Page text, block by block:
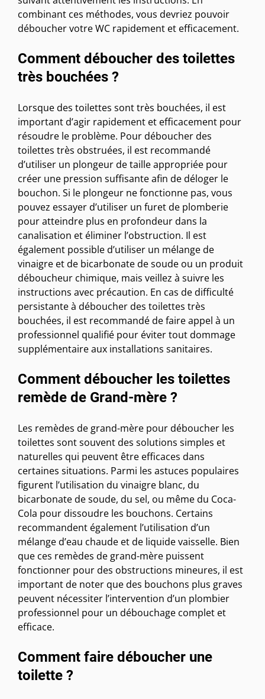
combinant ces méthodes, vous devriez pouvoir
déboucher votre WC rapidement et efficacement.
Comment déboucher des toilettes
très bouchées ?
Lorsque des toilettes sont très bouchées, il est
important d’agir rapidement et efficacement pour
résoudre le problème. Pour déboucher des
toilettes très obstruées, il est recommandé
d’utiliser un plongeur de taille appropriée pour
créer une pression suffisante afin de déloger le
bouchon. Si le plongeur ne fonctionne pas, vous
pouvez essayer d’utiliser un furet de plomberie
pour atteindre plus en profondeur dans la
canalisation et éliminer l’obstruction. Il est
également possible d’utiliser un mélange de
vinaigre et de bicarbonate de soude ou un produit
déboucheur chimique, mais veillez à suivre les
instructions avec précaution. En cas de difficulté
persistante à déboucher des toilettes très
bouchées, il est recommandé de faire appel à un
professionnel qualifié pour éviter tout dommage
supplémentaire aux installations sanitaires.
Comment déboucher les toilettes
remède de Grand-mère ?
Les remèdes de grand-mère pour déboucher les
toilettes sont souvent des solutions simples et
naturelles qui peuvent être efficaces dans
certaines situations. Parmi les astuces populaires
figurent l’utilisation du vinaigre blanc, du
bicarbonate de soude, du sel, ou même du Coca-
Cola pour dissoudre les bouchons. Certains
recommandent également l’utilisation d’un
mélange d’eau chaude et de liquide vaisselle. Bien
que ces remèdes de grand-mère puissent
fonctionner pour des obstructions mineures, il est
important de noter que des bouchons plus graves
peuvent nécessiter l’intervention d’un plombier
professionnel pour un débouchage complet et
efficace.
Comment faire déboucher une
toilette ?